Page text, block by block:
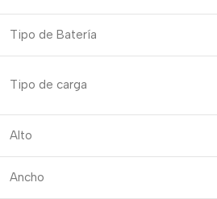
Tipo de Batería
Tipo de carga
Alto
Ancho